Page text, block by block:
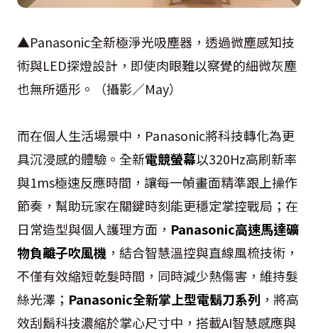
▲Panasonic全新極淨光吸塵器，透過微塵感知技
術與LED探燈設計，即使肉眼難以察覺的細微灰塵
也無所遁形。（攝影／May）
而在個人生活場景中，Panasonic將科技轉化為更
具沉浸感的體驗。全新電競螢幕以320Hz高刷新率
與1ms極速反應時間，讓每一幀畫面精準跟上操作
節奏，幫助玩家在關鍵時刻能更穩定掌控戰局；在
日常造型與個人護理方面， Panasonic高速馬達礦
物負離子吹風機 ，結合智慧溫控與直線風梳技術，
不僅有效縮短乾髮時間，同時減少熱傷害，維持髮
絲光澤； Panasonic全新掌上型電鬍刀系列 ，將高
效刮鬍科技濃縮於掌心尺寸中，搭載AI智慧感應與